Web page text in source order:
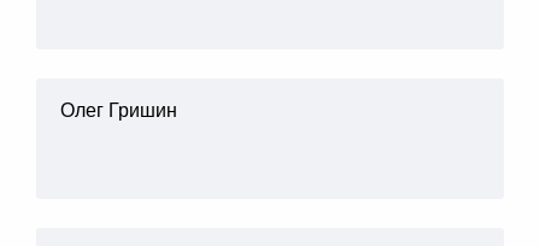
Олег Гришин